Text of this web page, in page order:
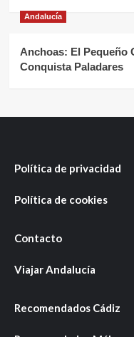
Andalucía
Anchoas: El Pequeño
Conquista Paladares
Política de privacidad
Política de cookies
Contacto
Viajar Andalucía
Recomendados Cádiz